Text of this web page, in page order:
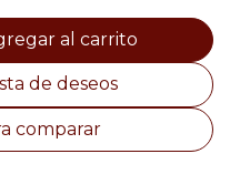
al carrito
comparar
de deseos